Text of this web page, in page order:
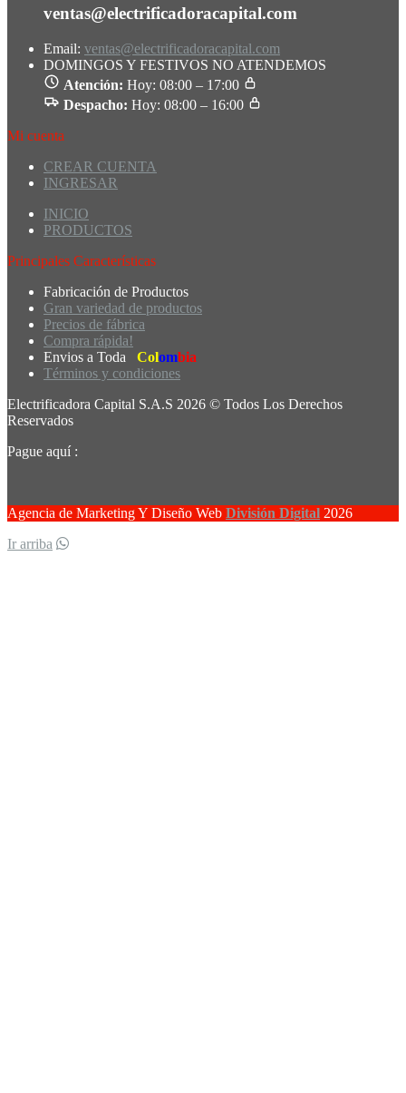
ventas@electrificadoracapital.com
Email: ventas@electrificadoracapital.com
DOMINGOS Y FESTIVOS NO ATENDEMOS
Atención: Hoy: 08:00 – 17:00
Despacho: Hoy: 08:00 – 16:00
Mi cuenta
CREAR CUENTA
INGRESAR
INICIO
PRODUCTOS
Principales Características
Fabricación de Productos
Gran variedad de productos
Precios de fábrica
Compra rápida!
Envios a Toda
Colombia
Términos y condiciones
Electrificadora Capital S.A.S 2026 © Todos Los Derechos
Reservados
Pague aquí :
Agencia de Marketing Y Diseño Web División Digital 2026
Ir arriba